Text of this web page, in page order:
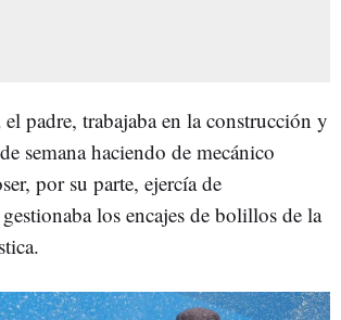
el padre, trabajaba en la construcción y
semana haciendo de mecánico
por su parte, ejercía de
los encajes de bolillos de la